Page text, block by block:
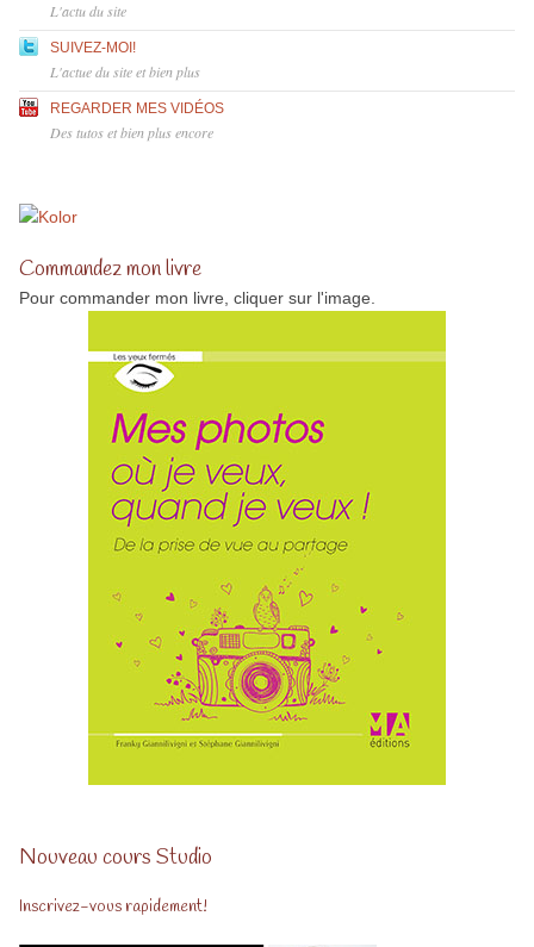
L'actu du site
SUIVEZ-MOI!
L'actue du site et bien plus
REGARDER MES VIDÉOS
Des tutos et bien plus encore
Commandez mon livre
Pour commander mon livre, cliquer sur l'image.
Nouveau cours Studio
Inscrivez-vous rapidement!